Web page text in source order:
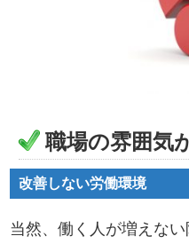
職場の雰囲気
改善しない労働環境
当然、働く人が増えな